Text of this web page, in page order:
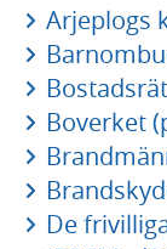
Arjeplogs
Boverket
De